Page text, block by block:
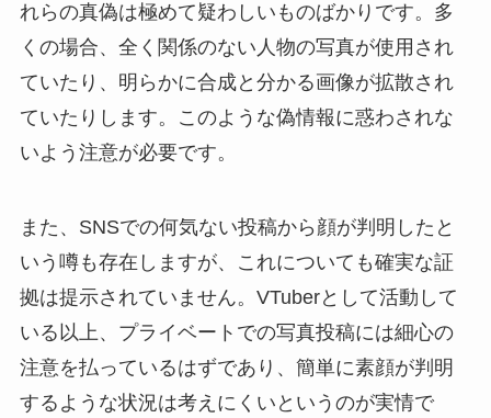
れらの真偽は極めて疑わしいものばかりです。多
くの場合、全く関係のない人物の写真が使用され
ていたり、明らかに合成と分かる画像が拡散され
ていたりします。このような偽情報に惑わされな
いよう注意が必要です。
また、SNSでの何気ない投稿から顔が判明したと
いう噂も存在しますが、これについても確実な証
拠は提示されていません。VTuberとして活動して
いる以上、プライベートでの写真投稿には細心の
注意を払っているはずであり、簡単に素顔が判明
するような状況は考えにくいというのが実情で